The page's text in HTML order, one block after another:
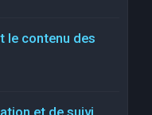
le contenu des
et de suivi